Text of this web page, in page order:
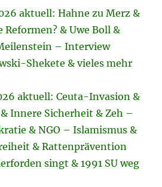
aktuell: Hahne zu Merz &
Reformen? & Uwe Boll &
– Interview
Shekete & vieles mehr
aktuell: Ceuta-Invasion &
Innere Sicherheit & Zeh –
& NGO – Islamismus &
& Rattenprävention
singt & 1991 SU weg